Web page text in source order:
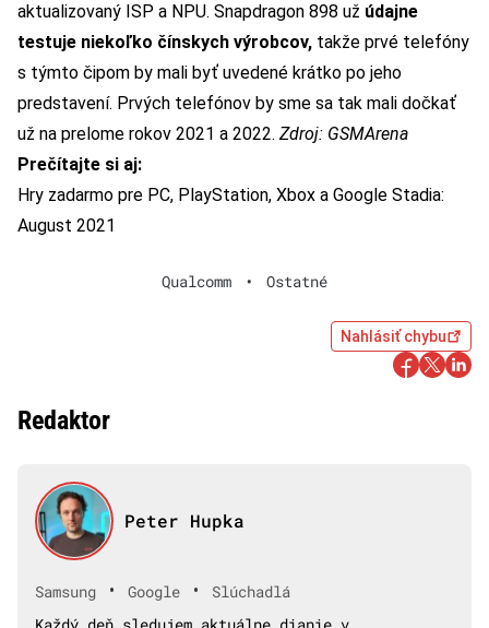
aktualizovaný ISP a NPU. Snapdragon 898 už údajne
testuje niekoľko čínskych výrobcov, takže prvé telefóny
s týmto čipom by mali byť uvedené krátko po jeho
predstavení. Prvých telefónov by sme sa tak mali dočkať
už na prelome rokov 2021 a 2022. Zdroj: GSMArena
Prečítajte si aj:
Hry zadarmo pre PC, PlayStation, Xbox a Google Stadia:
August 2021
Qualcomm • Ostatné
Nahlásiť chybu
Redaktor
Peter Hupka
Samsung • Google •
Slúchadlá